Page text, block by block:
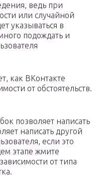
ведь при
или случайной
указываться в
подождать и
как ВКонтакте
от обстоятельств.
позволяет написать
написать другой
если это
этапе жмите
от типа